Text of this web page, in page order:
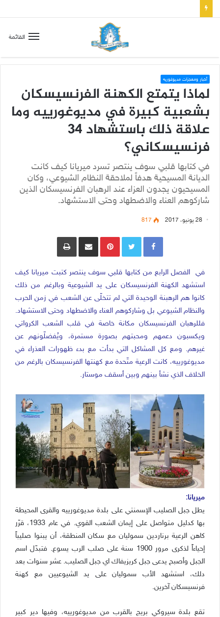
القائمة
أخبار ومعجزات مديوغوريه
لماذا يتمتع الكهنة الفرنسيسكان
بشعبية كبيرة في مديوغورييه وما
علاقة ذلك باستشهاد 34
فرنسيسكاني؟
في كتابها قلبي سوف ينتصر تسرد ميريانا كيف كانت
الديانة المسيحية هدفاً لملاحقة النظام الشيوعي، وكان
المسيحيون يجدون العزاء عند الرهبان الفرنسيسكان الذين
شاركوهم العناء والاضطهاد وحتى الاستشهاد.
28 يونيو، 2017 817
Pinterestمشاركة عبر البريد طباعة
في الفصل الرابع من كتابها قلبي سوف ينتصر كتبت ميريانا كيف
استشهد الكهنة الفرنسيسكان على يد الشيوعية وبالرغم من ذلك
كانوا هم الرهبنة الوحيدة التي لم تتخلّى عن الشعب في زمن الحرب
والنظام الشيوعي بل وشاركوهم العناء والاضطهاد وحتى الاستشهاد.
فللرهبان الفرنسيسكان مكانة خاصة في قلب الشعب الكرواتي
ويكسبون دعمهم ومحبتهم بصورة مستمرة، ويُفضلّونهم عن
غيرهم. ومع كل المشاكل التي بدأت مع بدء ظهورات العذراء في
مديوغورييه، كانت الرعية متّحدة مع كهنتها الفرنسيسكان بالرغم من
الخلاف الذي نشأ بينهم وبين أسقف موستار.
ميريانا:
يطل جبل الصليب الإسمنتي على بلدة مديوغورييه والقرى المحيطة
بها كدليل متواصل على إيمان الشعب القوي. في عام 1933، قرّر
كاهن الرعية برناردين سموليان مع سكان المنطقة، أن يبنوا صليباً
إحياءاً لذكرى مرور 1900 سنة على صلب الرب يسوع. فتبدّل اسم
الجبل وأصبح يدعى جبل كريزيفاك اي جبل الصليب. عشر سنوات بعد
دلك، استشهد الأب سموليان على يد الشيوعيين مع كهنة
فرنسيسكان آخرين.
تقع بلدة سيروكي بريج بالقرب من مديوغورييه، وفيها دير كبير